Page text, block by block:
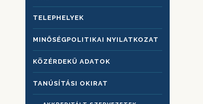
TELEPHELYEK
MINŐSÉGPOLITIKAI NYILATKOZAT
KÖZÉRDEKŰ ADATOK
TANÚSÍTÁSI OKIRAT